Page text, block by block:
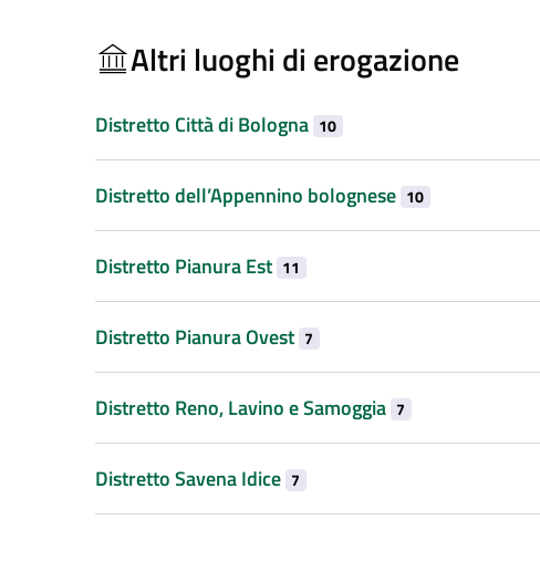
Altri luoghi di erogazione
Distretto Città di Bologna 10
Distretto dell’Appennino bolognese 10
Distretto Pianura Est 11
Distretto Pianura Ovest 7
Distretto Reno, Lavino e Samoggia 7
Distretto Savena Idice 7